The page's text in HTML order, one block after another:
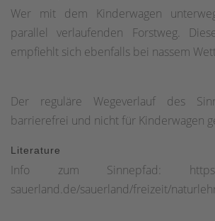
Wer mit dem Kinderwagen
parallel verlaufenden Forstweg.
empfiehlt sich ebenfalls bei nassem
Der reguläre Wegeverlauf des
barrierefrei und nicht für Kinderwagen
Literature
Info zum Sinnepfad: https://
sauerland.de/sauerland/freizeit/